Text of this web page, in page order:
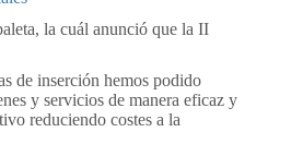
la cuál anunció que la II
de inserción hemos podido
y servicios de manera eficaz y
reduciendo costes a la